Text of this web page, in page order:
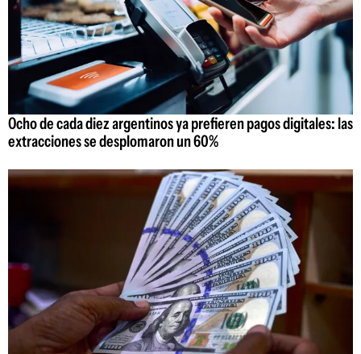
Ocho de cada diez argentinos ya prefieren pagos digitales: las
extracciones se desplomaron un 60%